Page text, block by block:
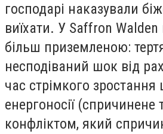
господарі наказували
виїхати. У Saffron Walden
більш приземленою:
несподіваний шок від
час стрімкого зростання
енергоносії
конфліктом, який